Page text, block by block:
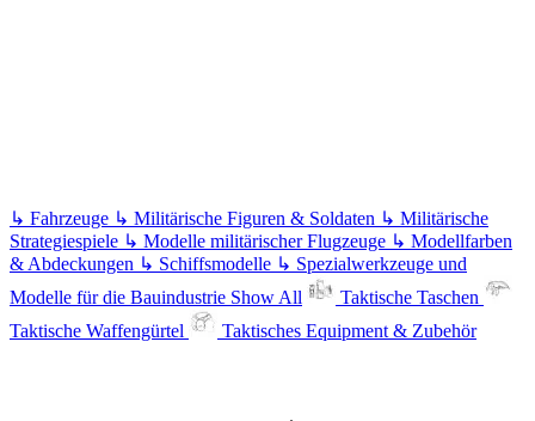
↳ Fahrzeuge ↳ Militärische Figuren & Soldaten ↳ Militärische
Strategiespiele ↳ Modelle militärischer Flugzeuge ↳ Modellfarben
& Abdeckungen ↳ Schiffsmodelle ↳ Spezialwerkzeuge und
Modelle für die Bauindustrie Show All
Taktische Taschen
Taktische Waffengürtel
Taktisches Equipment & Zubehör